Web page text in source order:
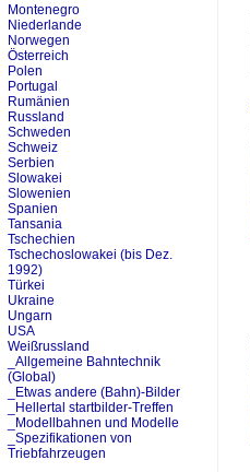
Montenegro
Niederlande
Norwegen
Österreich
Polen
Portugal
Rumänien
Russland
Schweden
Schweiz
Serbien
Slowakei
Slowenien
Spanien
Tansania
Tschechien
Tschechoslowakei (bis Dez.
1992)
Türkei
Ukraine
Ungarn
USA
Weißrussland
_Allgemeine Bahntechnik
(Global)
_Etwas andere (Bahn)-Bilder
_Hellertal startbilder-Treffen
_Modellbahnen und Modelle
_Spezifikationen von
Triebfahrzeugen